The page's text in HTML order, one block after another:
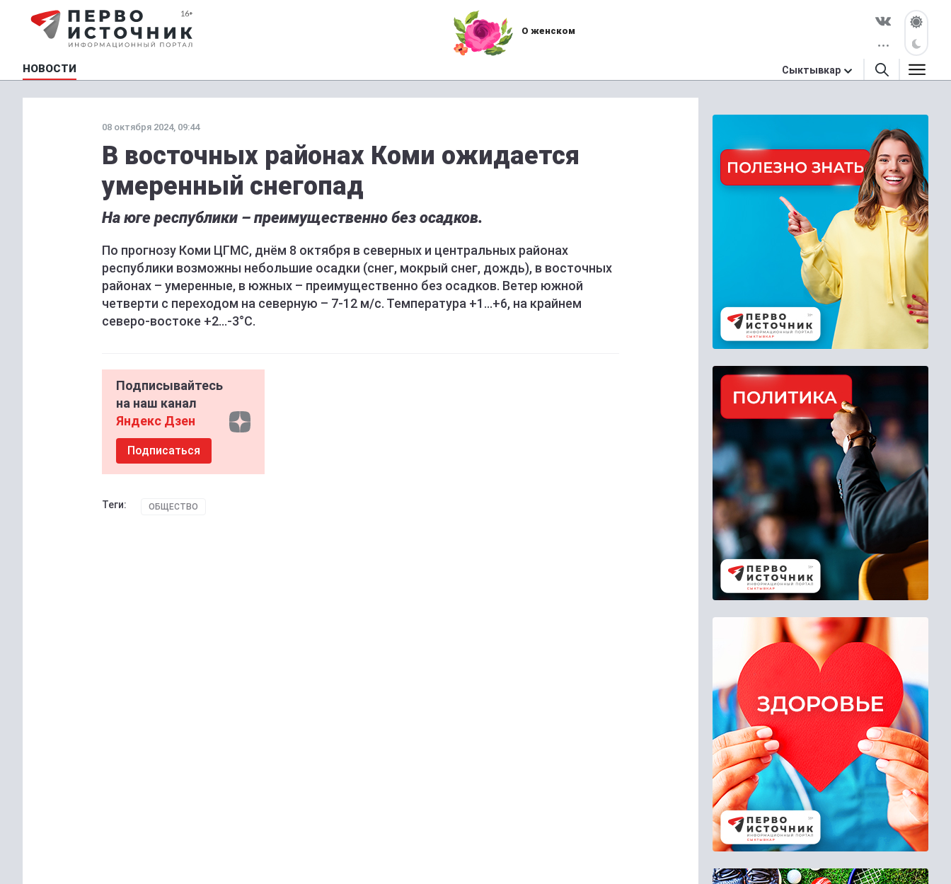
О женском
НОВОСТИ Сыктывкар
08 октября 2024, 09:44
В восточных районах Коми ожидается
умеренный снегопад
На юге республики – преимущественно без осадков.
По прогнозу Коми ЦГМС, днём 8 октября в северных и центральных районах
республики возможны небольшие осадки (снег, мокрый снег, дождь), в восточных
районах – умеренные, в южных – преимущественно без осадков. Ветер южной
четверти с переходом на северную – 7-12 м/с. Температура +1...+6, на крайнем
северо-востоке +2...-3°С.
Подписывайтесь
на наш канал
Яндекс Дзен
Подписаться
Теги: ОБЩЕСТВО